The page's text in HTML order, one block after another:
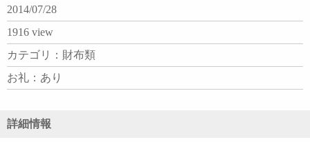
2014/07/28
1916 view
カテゴリ：財布類
お礼：あり
詳細情報